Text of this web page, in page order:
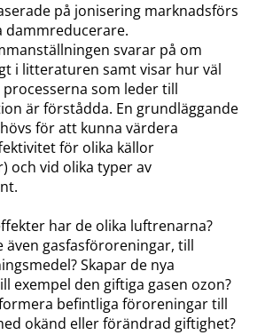
på jonisering marknadsförs
dammreducerare.
svarar på om
i litteraturen samt visar hur väl
processerna som leder till
är förstådda. En grundläggande
för att kunna värdera
för olika källor
och vid olika typer av
har de olika luftrenarna?
även gasfasföroreningar, till
Skapar de nya
exempel den giftiga gasen ozon?
befintliga föroreningar till
okänd eller förändrad giftighet?